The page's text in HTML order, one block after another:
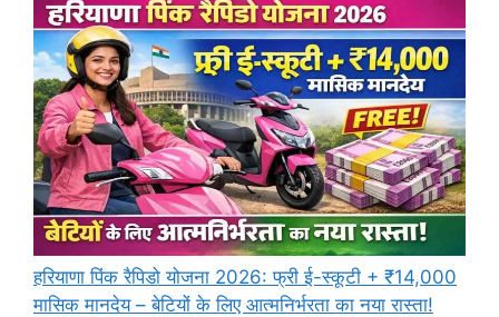
हरियाणा पिंक रैपिडो योजना 2026: फ्री ई-स्कूटी + ₹14,000
मासिक मानदेय – बेटियों के लिए आत्मनिर्भरता का नया रास्ता!